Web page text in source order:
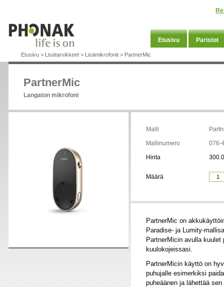
Etusivu Paristot
Etusivu > Lisätarvikkeet > Lisämikrofonit > PartnerMic
PartnerMic
Langaton mikrofoni
Malli
Mallinumero
076-
Hinta
Määrä
PartnerMic on
Paradise- ja Lumity-
PartnerMicin avulla kuulet
kuulokojeissasi.
PartnerMicin käyttö on
puhujalle esimerkiksi
puheäänen ja lähettää